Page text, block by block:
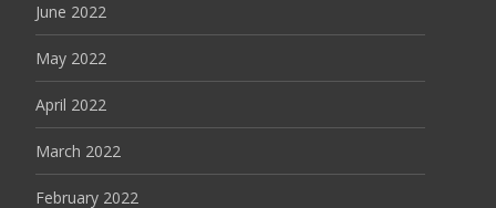
June 2022
May 2022
April 2022
March 2022
February 2022